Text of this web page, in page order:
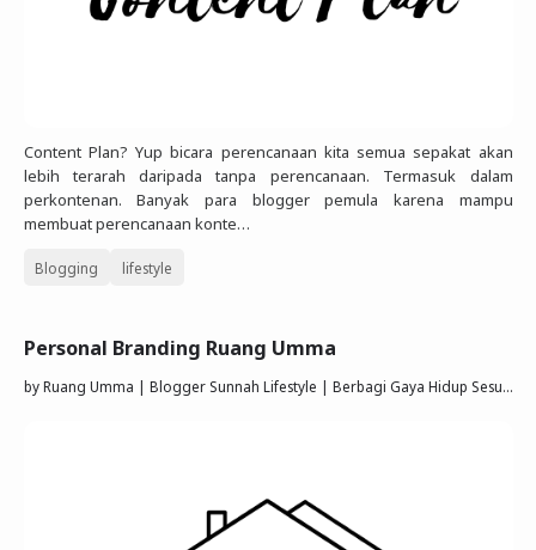
Content Plan? Yup bicara perencanaan kita semua sepakat akan
lebih terarah daripada tanpa perencanaan. Termasuk dalam
perkontenan. Banyak para blogger pemula karena mampu
membuat perencanaan konte…
Blogging lifestyle
Personal Branding Ruang Umma
byRuang Umma | Blogger Sunnah Lifestyle | Berbagi Gaya Hidup Sesuai Quran Sunnah